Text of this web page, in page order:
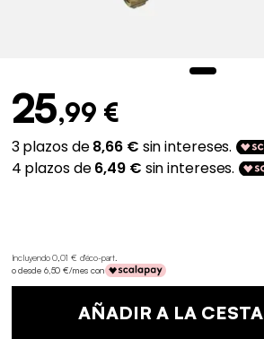
25,99 €
Incluyendo 0,01 € d'éco-part.
o desde 6,50 €/mes con
AÑADIR A LA CESTA